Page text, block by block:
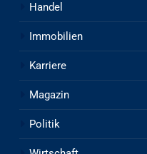
Handel
Immobilien
Karriere
Magazin
Politik